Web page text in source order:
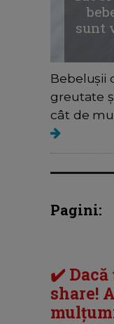
sunt
Bebelușii
greutate
cât de
Pagini:
✔️ Dacă
share!